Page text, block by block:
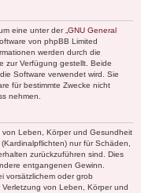
eine unter der „ GNU General
von phpBB Limited
werden durch die
zur Verfügung gestellt. Beide
Software verwendet wird. Sie
für bestimmte Zwecke nicht
nehmen.
von Leben, Körper und Gesundheit
nur für Schäden,
zurückzuführen sind. Dies
entgangenen Gewinn.
vorsätzlichem oder grob
von Leben, Körper und